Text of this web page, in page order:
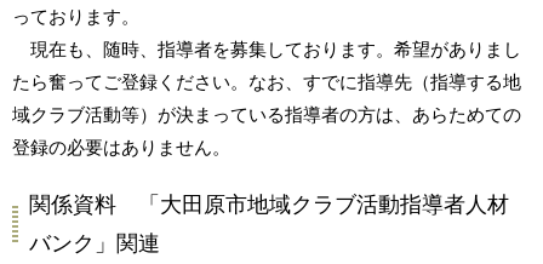
っております。
現在も、随時、指導者を募集しております。希望がありまし
たら奮ってご登録ください。なお、すでに指導先（指導する地
域クラブ活動等）が決まっている指導者の方は、あらためての
登録の必要はありません。
関係資料 「大田原市地域クラブ活動指導者人材
バンク」関連